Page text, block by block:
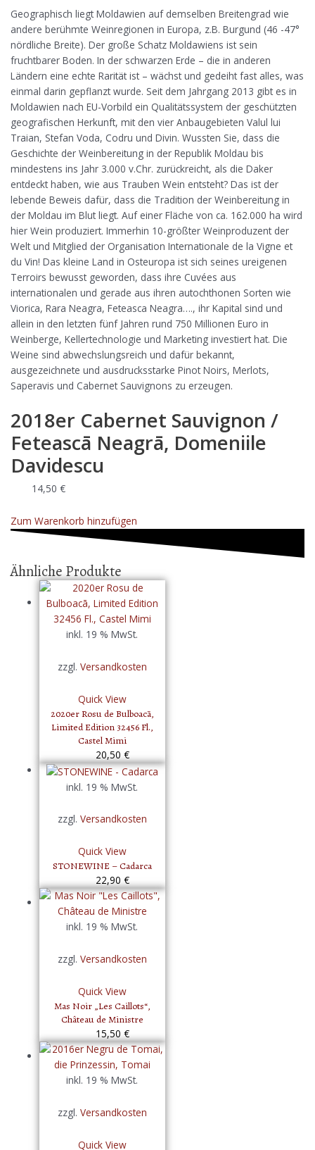
Geographisch liegt Moldawien auf demselben Breitengrad wie
andere berühmte Weinregionen in Europa, z.B. Burgund (46 -47°
nördliche Breite). Der große Schatz Moldawiens ist sein
fruchtbarer Boden. In der schwarzen Erde – die in anderen
Ländern eine echte Rarität ist – wächst und gedeiht fast alles, was
einmal darin gepflanzt wurde. Seit dem Jahrgang 2013 gibt es in
Moldawien nach EU-Vorbild ein Qualitätssystem der geschützten
geografischen Herkunft, mit den vier Anbaugebieten Valul lui
Traian, Stefan Voda, Codru und Divin. Wussten Sie, dass die
Geschichte der Weinbereitung in der Republik Moldau bis
mindestens ins Jahr 3.000 v.Chr. zurückreicht, als die Daker
entdeckt haben, wie aus Trauben Wein entsteht? Das ist der
lebende Beweis dafür, dass die Tradition der Weinbereitung in
der Moldau im Blut liegt. Auf einer Fläche von ca. 162.000 ha wird
hier Wein produziert. Immerhin 10-größter Weinproduzent der
Welt und Mitglied der Organisation Internationale de la Vigne et
du Vin! Das kleine Land in Osteuropa ist sich seines ureigenen
Terroirs bewusst geworden, dass ihre Cuvées aus
internationalen und gerade aus ihren autochthonen Sorten wie
Viorica, Rara Neagra, Feteasca Neagra…., ihr Kapital sind und
allein in den letzten fünf Jahren rund 750 Millionen Euro in
Weinberge, Kellertechnologie und Marketing investiert hat. Die
Weine sind abwechslungsreich und dafür bekannt,
ausgezeichnete und ausdrucksstarke Pinot Noirs, Merlots,
Saperavis und Cabernet Sauvignons zu erzeugen.
2018er Cabernet Sauvignon /
Feteascā Neagrā, Domeniile
Davidescu
14,50 €
Zum Warenkorb hinzufügen
Ähnliche Produkte
inkl. 19 % MwSt.
zzgl. Versandkosten
Quick View
2020er Rosu de Bulboacā,
Limited Edition 32456 Fl.,
Castel Mimi
20,50€
inkl. 19 % MwSt.
zzgl. Versandkosten
Quick View
STONEWINE – Cadarca
22,90€
inkl. 19 % MwSt.
zzgl. Versandkosten
Quick View
Mas Noir „Les Caillots“,
Château de Ministre
15,50€
inkl. 19 % MwSt.
zzgl. Versandkosten
Quick View